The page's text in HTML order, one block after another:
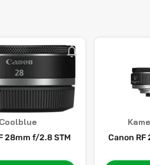
Coolblue
28mm f/2.8 STM Canon RF